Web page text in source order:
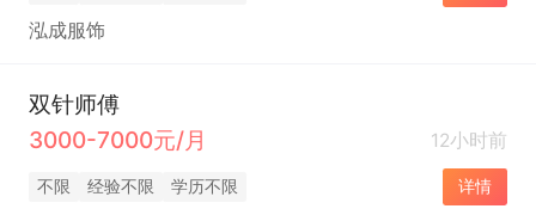
泓成服饰
双针师傅
3000-7000元/月
12小时前
不限 经验不限 学历不限 详情